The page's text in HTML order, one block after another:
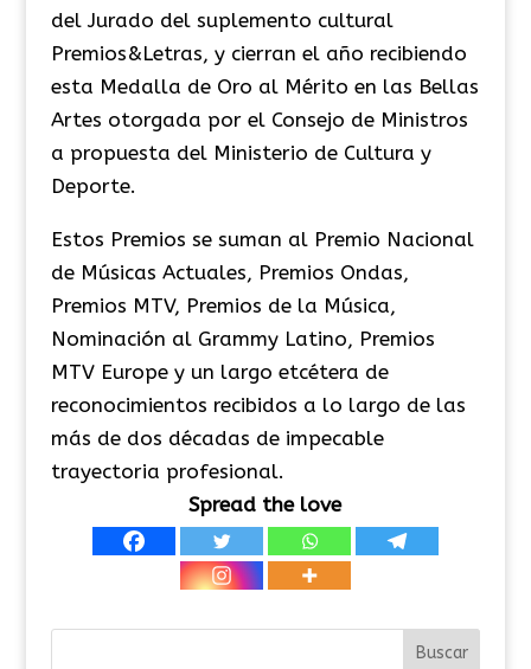
del Jurado del suplemento cultural
Premios&Letras, y cierran el año recibiendo
esta Medalla de Oro al Mérito en las Bellas
Artes otorgada por el Consejo de Ministros
a propuesta del Ministerio de Cultura y
Deporte.
Estos Premios se suman al Premio Nacional
de Músicas Actuales, Premios Ondas,
Premios MTV, Premios de la Música,
Nominación al Grammy Latino, Premios
MTV Europe y un largo etcétera de
reconocimientos recibidos a lo largo de las
más de dos décadas de impecable
trayectoria profesional.
Spread the love